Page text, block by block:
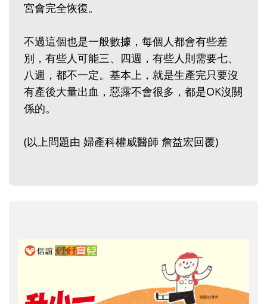
宮會完全恢復。
不過這個也是一般數據，每個人都會有些差
別，有些人可能三、四週，有些人則需要七、
八週，都不一定。基本上，就是生產完只要沒
有產後大量出血，惡露不會很多，都是OK沒關
係的。
(以上問題由 婦產科權威醫師 詹益宏回覆)